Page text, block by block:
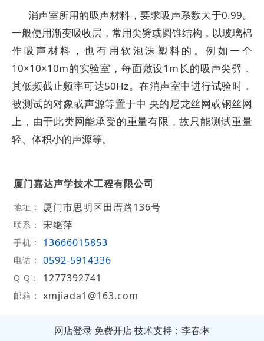
消声室所用的吸声材料，要求吸声系数大于0.99。
一般使用渐变吸收层，常用尖劈或圆锥结构，以玻璃棉
作吸声材料，也有用软泡沫塑料的。例如一个
10×10×10m的实验室，每面敷设1m长的吸声尖劈，
其低频截止频率可达50Hz。在消声室中进行试验时，
被测试的对象或声源等置于中 央的尼龙丝网或钢丝网
上，由于此类网能承受的重量有限，故只能测试重量
轻、体积小的声源等。
厦门嘉达声学技术工程有限公司
地址： 厦门市思明区田厝路136号
联系： 宋继萍
手机： 13666015853
电话： 0592-5914336
Q Q： 1277392741
邮箱： xmjiada1@163.com
网店登录 免费开店技术支持：李春琳